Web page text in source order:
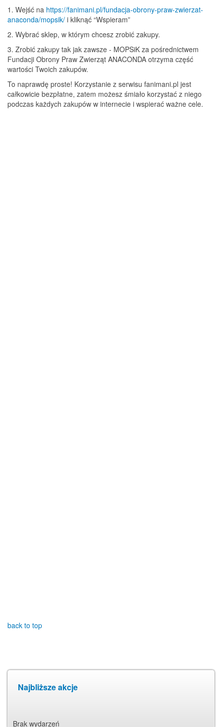
1. Wejść na https://fanimani.pl/fundacja-obrony-praw-zwierzat-
anaconda/mopsik/ i kliknąć “Wspieram”
2. Wybrać sklep, w którym chcesz zrobić zakupy.
3. Zrobić zakupy tak jak zawsze - MOPSiK za pośrednictwem
Fundacji Obrony Praw Zwierząt ANACONDA otrzyma część
wartości Twoich zakupów.
To naprawdę proste! Korzystanie z serwisu fanimani.pl jest
całkowicie bezpłatne, zatem możesz śmiało korzystać z niego
podczas każdych zakupów w internecie i wspierać ważne cele.
back to top
Najbliższe akcje
Brak wydarzeń